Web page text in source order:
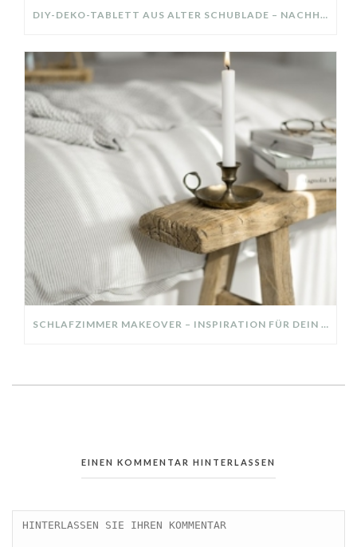
DIY-DEKO-TABLETT AUS ALTER SCHUBLADE – NACHHALTIGE HERBSTDEKO SELBER MACHEN!
SCHLAFZIMMER MAKEOVER – INSPIRATION FÜR DEIN SCHLAFZIMMER: AUS ALT MACH NEU – HELL, GEMÜTLICH UND EINLADEND
EINEN KOMMENTAR HINTERLASSEN